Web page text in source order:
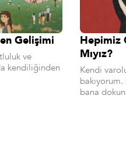
Gelişimi
ve
kendiliğinden
Hepimiz
Mıyız?
Kendi
bana